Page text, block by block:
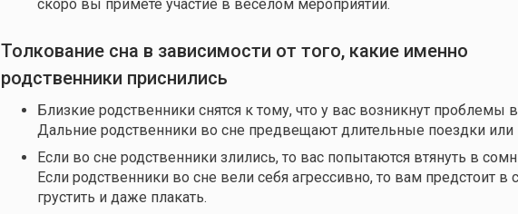
скоро вы примете участие в веселом мероприятии.
Толкование сна в зависимости от того, какие именно
родственники приснились
Близкие родственники снятся к тому, что у вас возникнут проблемы
Дальние родственники во сне предвещают длительные поездки
Если во сне родственники злились, то вас попытаются втянуть в
Если родственники во сне вели себя агрессивно, то вам предстоит
грустить и даже плакать.